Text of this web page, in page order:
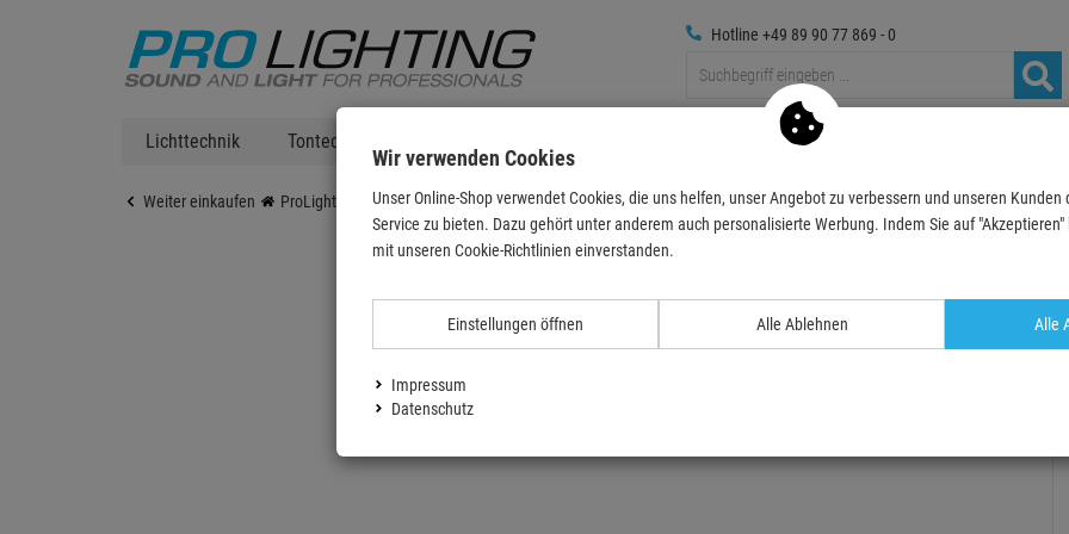
Hotline +49 89 90 77 869 - 0
Lichttechnik Tontechnik Medientechnik
Weiter einkaufen ProLighting Zubehör Bühnenzubehör Haken Bis 25 mm Rohr Manfrotto 035 Super-Clamp
TOPSELLER
Wir verwenden Cookies
Unser Online-Shop verwendet Cookies, die uns helfen, unser Angebot zu verbessern und unseren
Service zu bieten. Dazu gehört unter anderem auch personalisierte Werbung. Indem Sie auf "Akzeptieren"
mit unseren Cookie-Richtlinien einverstanden.
Einstellungen öffnen Alle Ablehnen Alle
Impressum
Datenschutz